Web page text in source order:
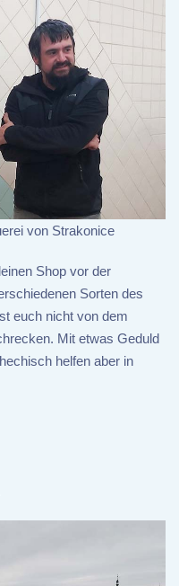
von Strakonice
Shop vor der
Sorten des
euch nicht von dem
Mit etwas Geduld
helfen aber in